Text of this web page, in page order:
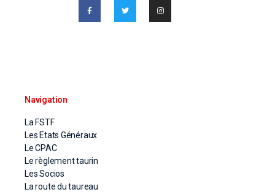
Navigation
La FSTF
Les Etats Généraux
Le CPAC
Le règlement taurin
Les Socios
La route du taureau